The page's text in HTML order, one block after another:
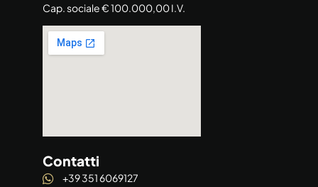
Cap. sociale € 100.000,00 I.V.
Contatti
+39 351 6069127